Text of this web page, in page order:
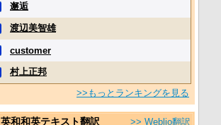
邂逅
渡辺美智雄
customer
村上正邦
>>もっとランキングを見る
英和和英テキスト翻訳 >> Weblio翻訳